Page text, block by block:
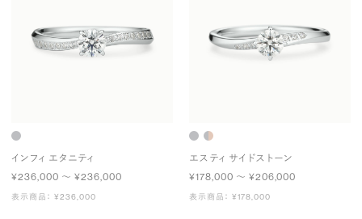
インフィ エタニティ
¥236,000 〜 ¥236,000
表示商品： ¥236,000
エスティ サイドストーン
¥178,000 〜 ¥206,000
表示商品： ¥178,000